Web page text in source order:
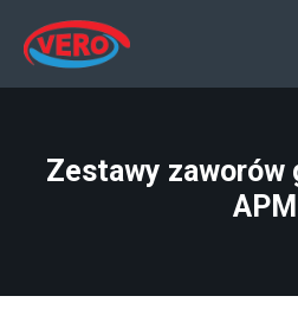
Zestawy zaworów
APM